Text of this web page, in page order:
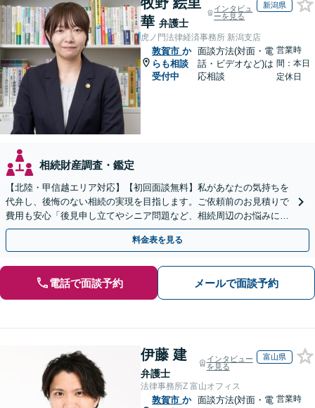
華 弁護士
インタビュ
ーを見る
新潟県
虎ノ門法律経済事務所 新潟支店
敦賀市 か
らも相談
受付中
面談方法(対面・電
話・ビデオなど)は
応相談
営業時
間：本日
定休日
相続財産調査・鑑定
【北陸・甲信越エリア対応】【初回面談無料】私があなたの気持ちを
代弁し、後悔のない相続の実現を目指します。ご依頼前のお見積りで
費用も安心「後見申し立てやシニア問題など、相続周辺のお悩みにも
対処可能」【WEB面談対応】
料金表を見る
電話で面談予約 メールで面談予約
伊藤 建
弁護士
インタビュー
を見る
富山県
法律事務所Z 富山オフィス
敦賀市 か 面談方法(対面・電 営業時